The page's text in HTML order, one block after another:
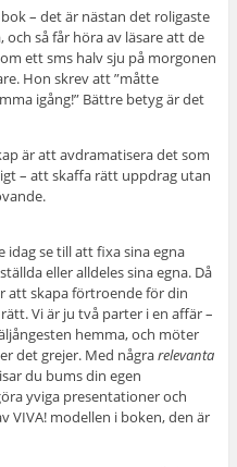
– det är nästan det roligaste
så får höra av läsare att de
ett sms halv sju på morgonen
Hon skrev att ”måtte
igång!” Bättre betyg är det
är att avdramatisera det som
– att skaffa rätt uppdrag utan
se till att fixa sina egna
eller alldeles sina egna. Då
skapa förtroende för din
Vi är ju två parter i en affär –
hemma, och möter
det grejer. Med någrarelevanta
du bums din egen
yviga presentationer och
VIVA! modellen i boken, den är